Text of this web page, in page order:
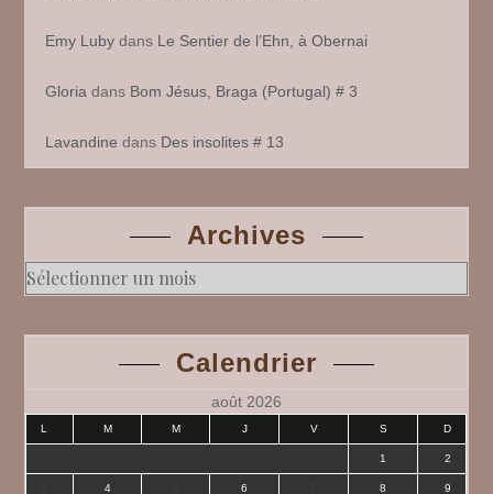
Emy Luby dans Le Sentier de l’Ehn, à Obernai
Gloria dans Bom Jésus, Braga (Portugal) # 3
Lavandine dans Des insolites # 13
Archives
Archives
Calendrier
août 2026
L M M J V S D
1 2
4 6 8 9